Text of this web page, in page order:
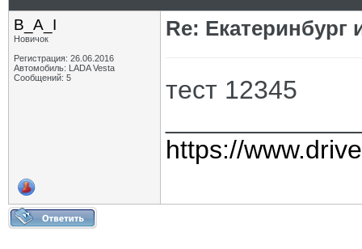
B_A_I
Новичок
Регистрация: 26.06.2016
Автомобиль: LADA Vesta
Сообщений: 5
Re: Екатеринбург
тест 12345
https://